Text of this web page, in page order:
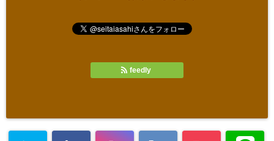
feedly